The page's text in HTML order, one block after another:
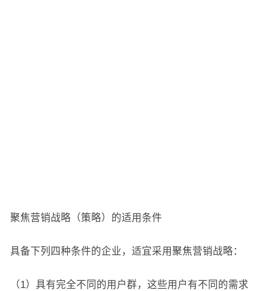
聚焦营销战略（策略）的适用条件
具备下列四种条件的企业，适宜采用聚焦营销战略：
（1）具有完全不同的用户群，这些用户有不同的需求